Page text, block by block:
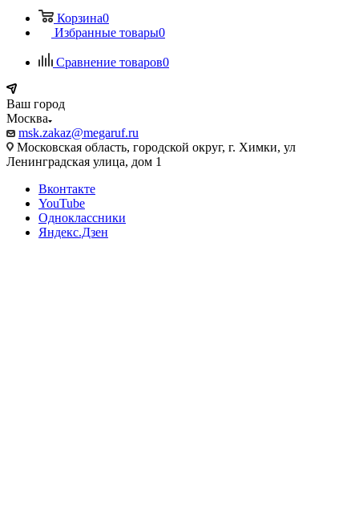
Корзина0
Избранные товары0
Сравнение товаров0
Ваш город
Москва
msk.zakaz@megaruf.ru
Московская область, городской округ, г. Химки, ул
Ленинградская улица, дом 1
Вконтакте
YouTube
Одноклассники
Яндекс.Дзен